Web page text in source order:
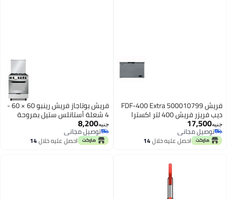
فريش FDF-400 Extra 500010799
ديب فريزر فريش 400 لتر اكسترا
الومنيوم سلفر
جنيه17,500
توصيل مجاني
باقي 1 وحدات في المخزون
توصيل مجانياحصل عليه خلال14
فريش بوتاجاز فريش رينبو 60 × 60 -
4 شعلة أستانلس ستيل بمروحة
جنيه8,200
توصيل مجاني
توصيل مجانياحصل عليه خلال14